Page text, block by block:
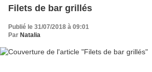
Filets de bar grillés
Publié le 31/07/2018 à 09:01
Par Natalia